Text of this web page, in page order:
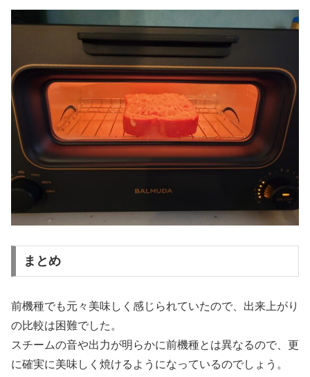
まとめ
前機種でも元々美味しく感じられていたので、出来上がり
の比較は困難でした。
スチームの音や出力が明らかに前機種とは異なるので、更
に確実に美味しく焼けるようになっているのでしょう。